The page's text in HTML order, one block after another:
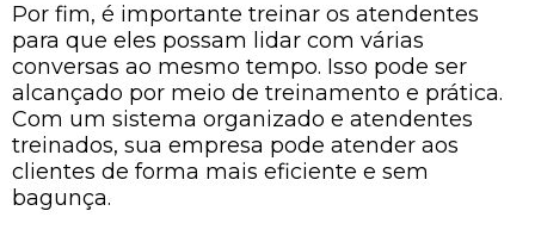
Por fim, é importante treinar os atendentes
para que eles possam lidar com várias
conversas ao mesmo tempo. Isso pode ser
alcançado por meio de treinamento e prática.
Com um sistema organizado e atendentes
treinados, sua empresa pode atender aos
clientes de forma mais eficiente e sem
bagunça.